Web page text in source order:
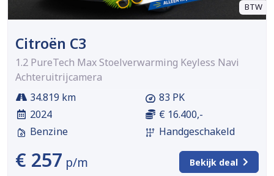
BTW
Citroën C3
1.2 PureTech Max Stoelverwarming Keyless Navi
Achteruitrijcamera
34.819 km
2024
Benzine
83 PK
€ 16.400,-
Handgeschakeld
€ 257 p/m Bekijk deal